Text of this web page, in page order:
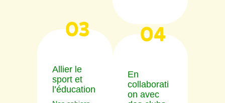
03
Allier le
sport et
l’éducation
04
En
collaborati
on avec